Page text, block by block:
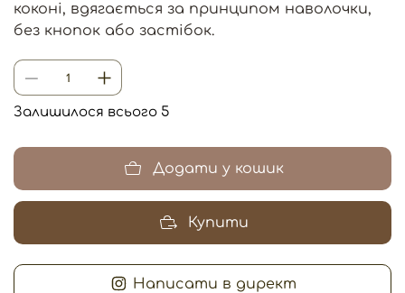
коконі, вдягається за принципом наволочки,
без кнопок або застібок.
Залишилося всього 5
Додати у кошик
Купити
Написати в директ